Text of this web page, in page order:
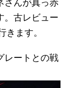
さんが真っ赤
。古レビュー
ます。
レートとの戦